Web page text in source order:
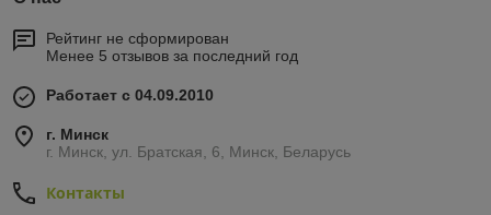
Рейтинг не сформирован
Менее 5 отзывов за последний год
Работает с 04.09.2010
г. Минск
г. Минск, ул. Братская, 6, Минск, Беларусь
Контакты